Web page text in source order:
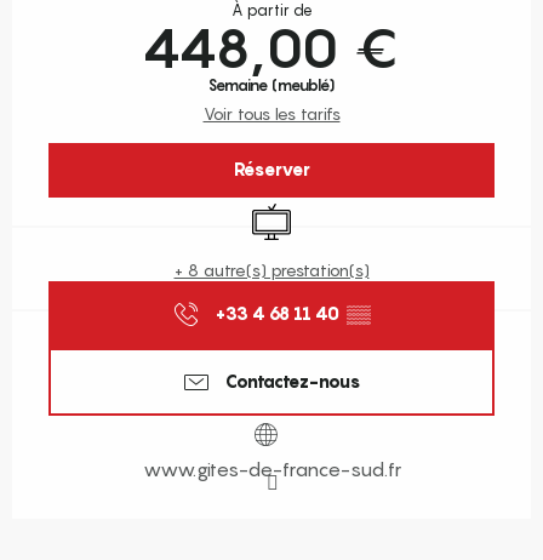
À partir de
448,00 €
Semaine (meublé)
Voir tous les tarifs
Réserver
Télévision
+ 8 autre(s) prestation(s)
+33 4 68 11 40 ▒▒
Contactez-nous
www.gites-de-france-sud.fr